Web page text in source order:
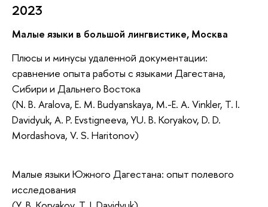
2023
Малые языки в большой лингвистике, Москва
Плюсы и минусы удаленной документации:
сравнение опыта работы с языками Дагестана,
Сибири и Дальнего Востока
(N. B. Aralova, E. M. Budyanskaya, M.-E. A. Vinkler, T. I.
Davidyuk, A. P. Evstigneeva, YU. B. Koryakov, D. D.
Mordashova, V. S. Haritonov)
Малые языки Южного Дагестана: опыт полевого
исследования